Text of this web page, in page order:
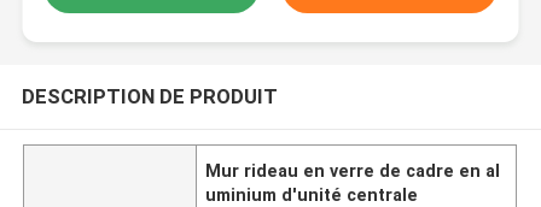
DESCRIPTION DE PRODUIT
Mur rideau en verre de cadre en al
uminium d'unité centrale